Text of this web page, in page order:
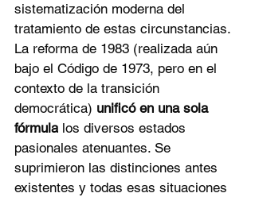
sistematización moderna del
tratamiento de estas circunstancias.
La reforma de 1983 (realizada aún
bajo el Código de 1973, pero en el
contexto de la transición
democrática) unificó en una sola
fórmula los diversos estados
pasionales atenuantes. Se
suprimieron las distinciones antes
existentes y todas esas situaciones